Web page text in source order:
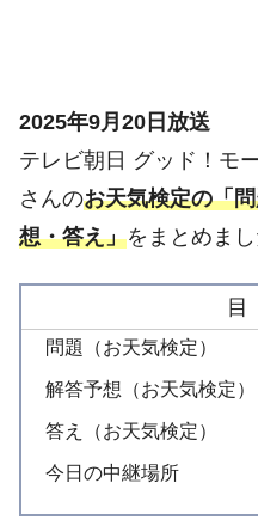
2025年9月20日放送
テレビ朝日 グッド！モ
さんのお天気検定の「
想・答え」をまとめまし
問題（お天気検定）
解答予想（お天気検定）
答え（お天気検定）
今日の中継場所